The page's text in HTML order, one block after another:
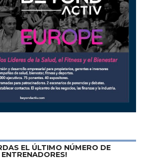
EL ÚLTIMO NÚMERO DE
ENTRENADORES!